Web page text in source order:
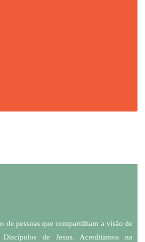
de pessoas que compartilham a visão de
Discípulos de Jesus. Acreditamos na